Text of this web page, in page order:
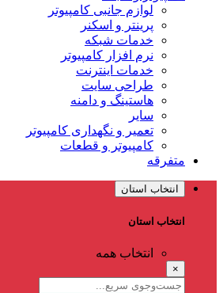
لوازم جانبی کامپیوتر
پرینتر و اسکنر
خدمات شبکه
نرم افزار کامپیوتر
خدمات اینترنت
طراحی سایت
هاستینگ و دامنه
سایر
تعمیر و نگهداری کامپیوتر
کامپیوتر و قطعات
متفرقه
انتخاب استان
انتخاب استان
انتخاب همه
×